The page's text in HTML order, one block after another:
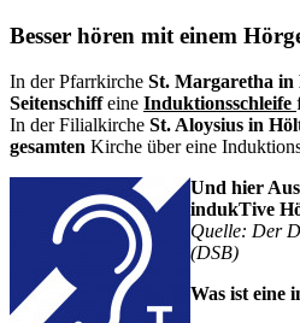
Besser hören mit einem
In der Pfarrkirche St. Margaretha in
Seitenschiffeine Induktionsschleife
In der Filialkirche St. Aloysius in
gesamten Kirche über eine
Und hier
indukTive
Quelle: Der
(DSB)
Was ist eine